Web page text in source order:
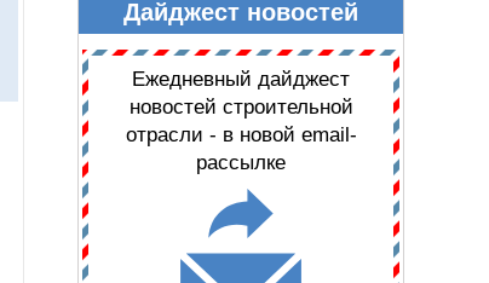
ДАЙДЖЕСТ НОВОСТЕЙДайджест новостей
Ежедневный дайджест
новостей строительной
отрасли - в новой email-
рассылке